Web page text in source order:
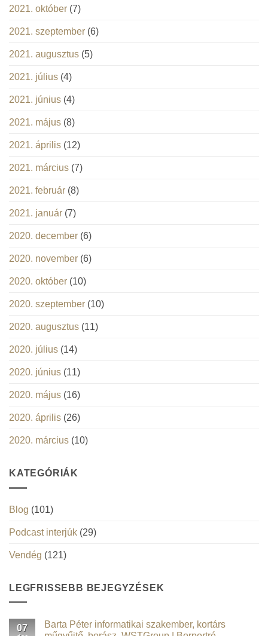
2021. október (7)
2021. szeptember (6)
2021. augusztus (5)
2021. július (4)
2021. június (4)
2021. május (8)
2021. április (12)
2021. március (7)
2021. február (8)
2021. január (7)
2020. december (6)
2020. november (6)
2020. október (10)
2020. szeptember (10)
2020. augusztus (11)
2020. július (14)
2020. június (11)
2020. május (16)
2020. április (26)
2020. március (10)
KATEGÓRIÁK
Blog (101)
Podcast interjúk (29)
Vendég (121)
LEGFRISSEBB BEJEGYZÉSEK
07
Barta Péter informatikai szakember, kortárs